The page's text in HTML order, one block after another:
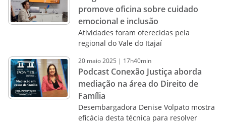
promove oficina sobre cuidado
emocional e inclusão
Atividades foram oferecidas pela
regional do Vale do Itajaí
20 maio2025 | 17h40min
Podcast Conexão Justiça aborda
mediação na área do Direito de
Família
Desembargadora Denise Volpato mostra
eficácia desta técnica para resolver